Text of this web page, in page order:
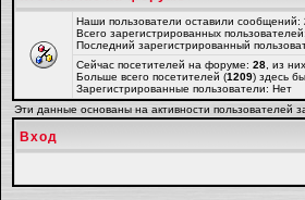
Наши пользователи оставили сообщений:
Всего зарегистрированных пользователей:
Последний зарегистрированный
Сейчас посетителей на форуме: 28 , из
Больше всего посетителей (1209) здесь
Зарегистрированные пользователи: Нет
Эти данные основаны на активности пользователей
Вход